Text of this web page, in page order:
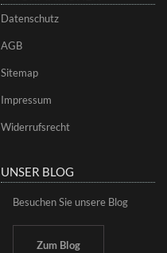
Datenschutz
AGB
Sitemap
Impressum
Widerrufsrecht
UNSER BLOG
Besuchen Sie unsere Blog
Zum Blog